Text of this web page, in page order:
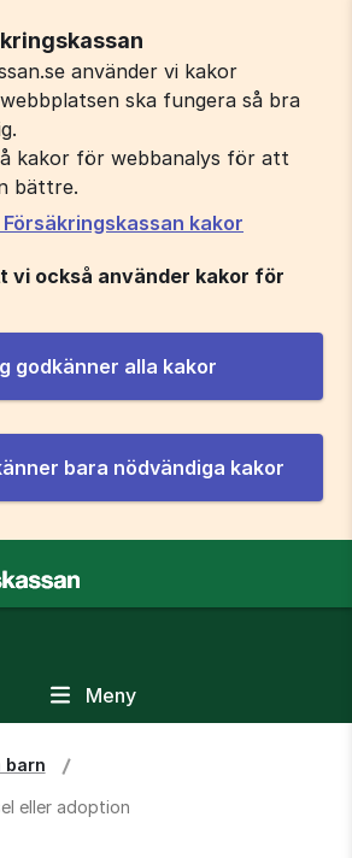
använder vi kakor
ska fungera så bra
kakor för webbanalys för att
bättre.
kakor
vi också använder kakor för
godkänner alla kakor
bara nödvändiga kakor
Meny
barn
eller adoption